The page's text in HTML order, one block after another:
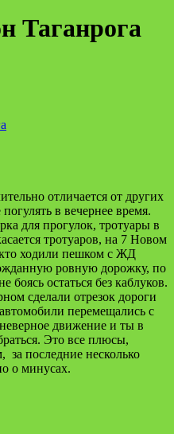
Таганрога
отличается от других
в вечернее время.
для прогулок, тротуары в
тротуаров, на 7 Новом
кто ходили пешком с ЖД
ровную дорожку, по
остаться без каблуков.
сделали отрезок дороги
перемещались с
движение и ты в
Это все плюсы,
за последние несколько
о минусах.